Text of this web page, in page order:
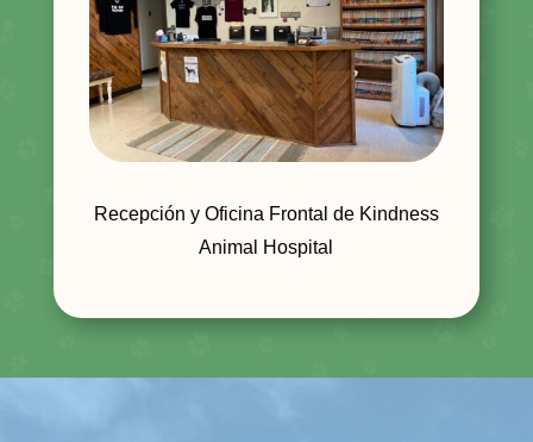
Recepción y Oficina Frontal de Kindness
Animal Hospital